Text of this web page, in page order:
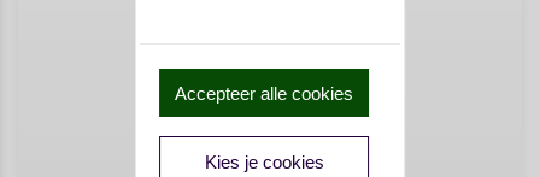
Accepteer alle cookies
Kies je cookies